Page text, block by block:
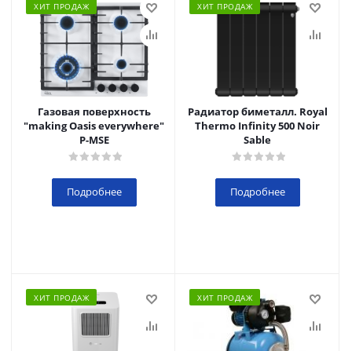
ХИТ ПРОДАЖ
Газовая поверхность
"making Oasis everywhere"
P-MSE
Подробнее
ХИТ ПРОДАЖ
Радиатор биметалл. Royal
Thermo Infinity 500 Noir
Sable
Подробнее
ХИТ ПРОДАЖ ХИТ ПРОДАЖ